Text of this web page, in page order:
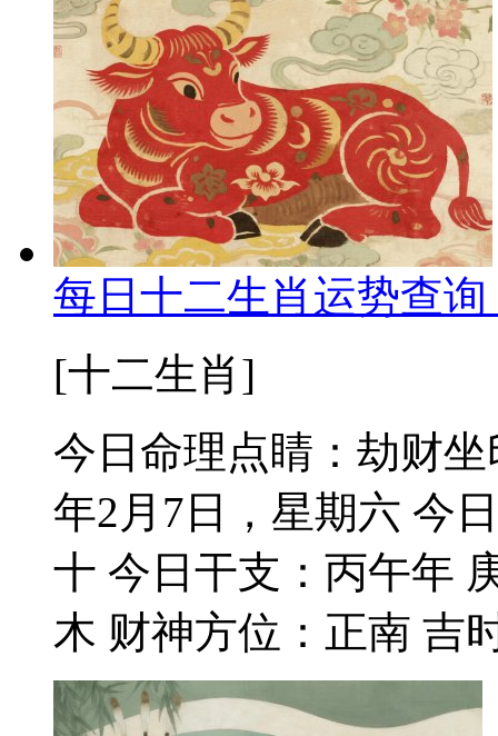
每日十二生肖运势查
[十二生肖]
今日命理点睛：劫财
年2月7日，星期六 今
十 今日干支：丙午年
木 财神方位：正南 吉